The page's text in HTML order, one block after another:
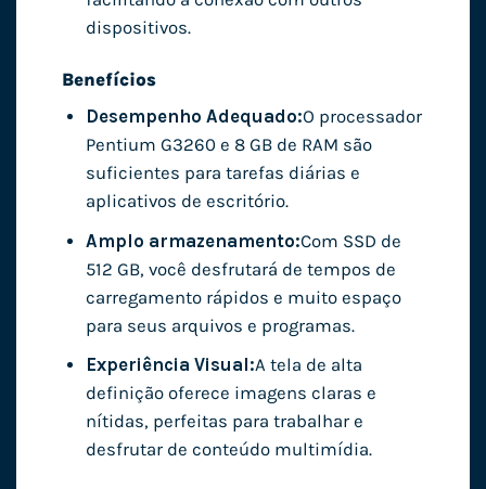
dispositivos.
Benefícios
Desempenho Adequado:O processador
Pentium G3260 e 8 GB de RAM são
suficientes para tarefas diárias e
aplicativos de escritório.
Amplo armazenamento:Com SSD de
512 GB, você desfrutará de tempos de
carregamento rápidos e muito espaço
para seus arquivos e programas.
Experiência Visual:A tela de alta
definição oferece imagens claras e
nítidas, perfeitas para trabalhar e
desfrutar de conteúdo multimídia.